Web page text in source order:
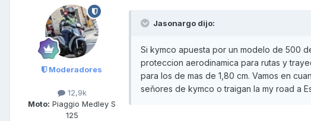
Moderadores
12,9k
Moto: Piaggio Medley S
125
Jasonargo dijo:
Si kymco apuesta por un modelo de 500
proteccion aerodinamica para rutas y
para los de mas de 1,80 cm. Vamos en
seňores de kymco o traigan la my road a